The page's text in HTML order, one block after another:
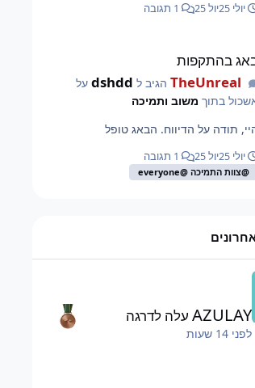
יולי 25 יול 25 1 תגובה
בהתקפות
TheUnrealהגיב ל dshddעל
בתוך משוב ותמיכה
תודה על הדיווח. הבאג טופל
יולי 25 יול 25 1 תגובה
@צוות התמיכה @everyone
AZULAY עלה לדרגה
לפני 14 שעות